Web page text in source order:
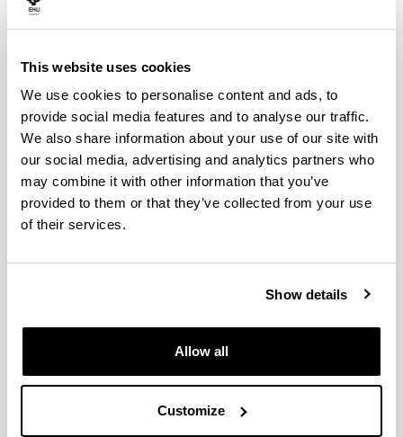
This website uses cookies
We use cookies to personalise content and ads, to
provide social media features and to analyse our traffic.
We also share information about your use of our site with
our social media, advertising and analytics partners who
may combine it with other information that you’ve
provided to them or that they’ve collected from your use
of their services.
Show details
Allow all
Customize
Teoría económica, aplicaciones
empíricas y experimentales, teoría
de juegos y redes
Researcher(s):
Elena Iñarra (Investigadora principal), Norma Olaizola
(Co- Investigadora principal), Ana Isabel Saracho,
Annick Laruelle, Arantza Beitia, Iñaki Aguirre, Ilaski
Moral, Marta San Martín, Miguel Aramendía, Nagore
from 2022 to 2025
Gobierno Vasco (IT1697-22)